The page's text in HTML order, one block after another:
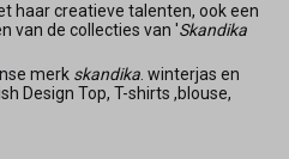
haar creatieve talenten, ook een
van de collecties van 'Skandika
merk skandika . winterjas en
Design Top, T-shirts ,blouse,